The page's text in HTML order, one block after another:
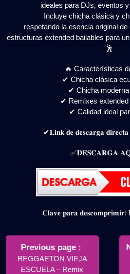
ideales para DJs, eventos
Incluye chicha clásica y
respetando la esencia original
estructuras extended bailables para
🕺
🔥 Características
✔ Chicha clásica
✔ Chicha
✔ Remixes extended
✔ Calidad ideal
✔𝐋𝐢𝐧𝐤 𝐝𝐞 𝐝𝐞𝐬𝐜𝐚𝐫𝐠𝐚
✅𝐃𝐄𝐒𝐂𝐀𝐑𝐆𝐀
𝐂𝐥𝐚𝐯𝐞 𝐩𝐚𝐫𝐚
Navegación
entradas
Previous page
Posts
REGGAETON VIEJA
ESCUELA – Remix